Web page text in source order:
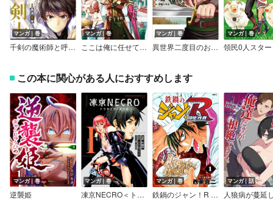
マンガ｜巻
千剣の魔術師と呼ばれた剣士【デジタル版限定特典付き】
マンガ｜巻
ここは俺に任せて先に行けと言ってから10年がたったら伝説になっていた。【デジタル版限定特典付き】
マンガ｜巻
異世界二度目のおっさん、どう考えても高校生勇者より強い
マンガ｜巻
この本に関心がある人におすすめします
マンガ｜巻
逆襲姫
マンガ｜巻
凍京NECRO＜トウキョウ・ネクロ＞
マンガ｜巻
鉄鍋のジャン！R 頂上作戦
マンガ｜話